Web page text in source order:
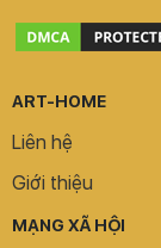
ART-HOME
Liên hệ
Giới thiệu
MẠNG XÃ HỘI